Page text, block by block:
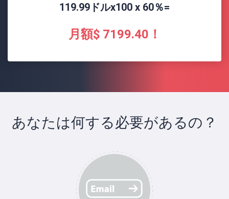
119.99ドルx100 x 60％=
月額$ 7199.40！
あなたは何する必要があるの？